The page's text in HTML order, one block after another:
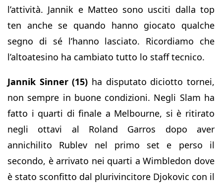
l’attività. Jannik e Matteo sono usciti dalla top
ten anche se quando hanno giocato qualche
segno di sé l’hanno lasciato. Ricordiamo che
l’altoatesino ha cambiato tutto lo staff tecnico.
Jannik Sinner (15) ha disputato diciotto tornei,
non sempre in buone condizioni. Negli Slam ha
fatto i quarti di finale a Melbourne, si è ritirato
negli ottavi al Roland Garros dopo aver
annichilito Rublev nel primo set e perso il
secondo, è arrivato nei quarti a Wimbledon dove
è stato sconfitto dal plurivincitore Djokovic con il